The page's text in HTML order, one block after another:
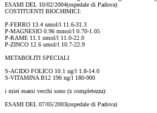
ESAMI DEL 10/02/2004(ospedale di Padova)
COSTITUENTI BIOCHIMICI:
P-FERRO 13.4 umol/l 11.6-31.3
P-MAGNESIO 0.96 mmol/l 0.70-1.05
P-RAME 11.1 umol/l 11.0-22.0
P-ZINCO 12.6 umol/l 10.7-22.9
METABOLITI SPECIALI
S-ACIDO FOLICO 10.1 ug/l 1.8-14.0
S-VITAMINA B12 196 ng/l 180-900
i miei esami vecchi sono (x completezza):
ESAMI DEL 07/05/2003(ospedale di Padova)